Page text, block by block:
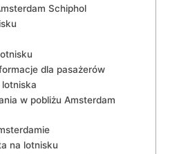
Schiphol
dla ‌pasażerów
w ⁤pobliżu Amsterdam
na lotnisku